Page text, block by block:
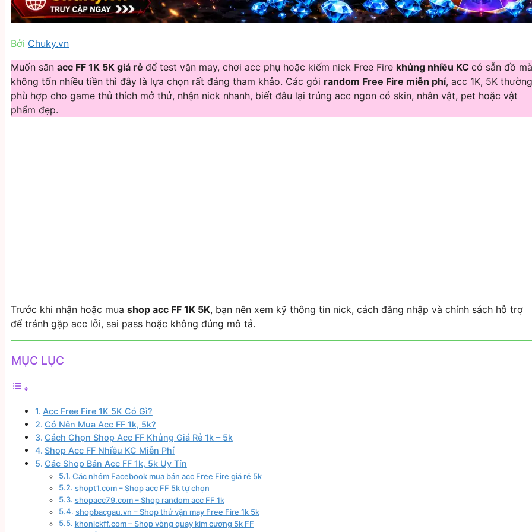
Bởi Chuky.vn
Muốn săn acc FF 1K 5K giá rẻ để test vận may, chơi acc phụ hoặc kiếm nick Free Fire khủng nhiều KC có sẵn đồ mà
không tốn nhiều tiền thì đây là lựa chọn rất đáng tham khảo. Các gói random Free Fire miễn phí, acc 1K, 5K thường
phù hợp cho game thủ thích mở thử, nhận nick nhanh, biết đâu lại trúng acc ngon có skin, nhân vật, pet hoặc vật
phẩm đẹp.
Trước khi nhận hoặc mua shop acc FF 1K 5K, bạn nên xem kỹ thông tin nick, cách đăng nhập và chính sách hỗ trợ
để tránh gặp acc lỗi, sai pass hoặc không đúng mô tả.
MỤC LỤC
Acc Free Fire 1K 5K Có Gì?
Có Nên Mua Acc FF 1k, 5k?
Cách Chọn Shop Acc FF Khủng Giá Rẻ 1k – 5k
Shop Acc FF Nhiều KC Miễn Phí
Các Shop Bán Acc FF 1k, 5k Uy Tín
Các nhóm Facebook mua bán acc Free Fire giá rẻ 5k
shopt1.com – Shop acc FF 5k tự chọn
shopacc79.com – Shop random acc FF 1k
shopbacgau.vn – Shop thử vận may Free Fire 1k 5k
khonickff.com – Shop vòng quay kim cương 5k FF